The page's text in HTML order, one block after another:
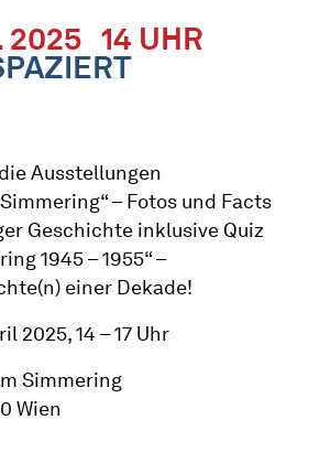
2025 14 UHR
Ausstellungen
– Fotos und Facts
Geschichte inklusive Quiz
1945 – 1955“ –
einer Dekade!
2025, 14 – 17 Uhr
Simmering
Wien